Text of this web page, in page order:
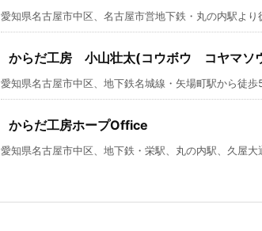
愛知県名古屋市中区、名古屋市営地下鉄・丸の内駅よ
からだ工房 小山壮太(コウボウ コヤマソ
愛知県名古屋市中区、地下鉄名城線・矢場町駅から徒
からだ工房ホープOffice
愛知県名古屋市中区、地下鉄・栄駅、丸の内駅、久屋